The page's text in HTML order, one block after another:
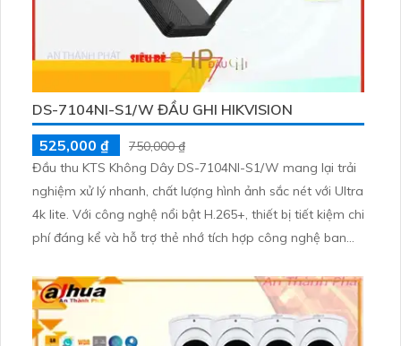
DS-7104NI-S1/W ĐẦU GHI HIKVISION
525,000 ₫
750,000 ₫
Đầu thu KTS Không Dây DS-7104NI-S1/W mang lại trải
nghiệm xử lý nhanh, chất lượng hình ảnh sắc nét với Ultra
4k lite. Với công nghệ nổi bật H.265+, thiết bị tiết kiệm chi
phí đáng kể và hỗ trợ thẻ nhớ tích hợp công nghệ ban
cho marketing